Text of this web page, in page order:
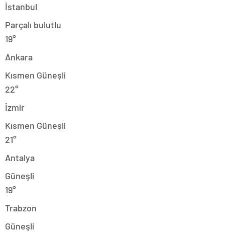
İstanbul
Parçalı bulutlu
19°
Ankara
Kısmen Güneşli
22°
İzmir
Kısmen Güneşli
21°
Antalya
Güneşli
19°
Trabzon
Güneşli